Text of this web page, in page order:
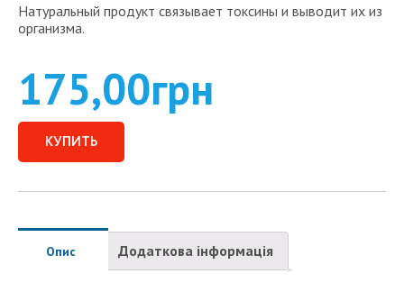
Натуральный продукт связывает токсины и выводит их из
организма.
175,00грн
КУПИТЬ
Опис Додаткова інформація